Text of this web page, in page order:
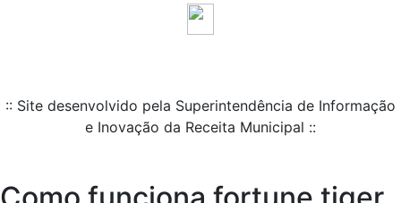
:: Site desenvolvido pela Superintendência de Informação
e Inovação da Receita Municipal ::